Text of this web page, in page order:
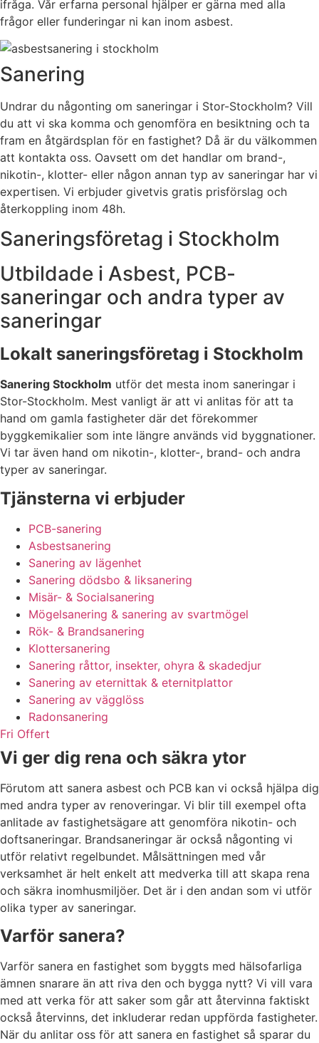
ifråga. Vår erfarna personal hjälper er gärna med alla
frågor eller funderingar ni kan inom asbest.
Sanering
Undrar du någonting om saneringar i Stor-Stockholm? Vill
du att vi ska komma och genomföra en besiktning och ta
fram en åtgärdsplan för en fastighet? Då är du välkommen
att kontakta oss. Oavsett om det handlar om brand-,
nikotin-, klotter- eller någon annan typ av saneringar har vi
expertisen. Vi erbjuder givetvis gratis prisförslag och
återkoppling inom 48h.
Saneringsföretag i Stockholm
Utbildade i Asbest, PCB-
saneringar och andra typer av
saneringar
Lokalt saneringsföretag i Stockholm
Sanering Stockholm utför det mesta inom saneringar i
Stor-Stockholm. Mest vanligt är att vi anlitas för att ta
hand om gamla fastigheter där det förekommer
byggkemikalier som inte längre används vid byggnationer.
Vi tar även hand om nikotin-, klotter-, brand- och andra
typer av saneringar.
Tjänsterna vi erbjuder
PCB-sanering
Asbestsanering
Sanering av lägenhet
Sanering dödsbo & liksanering
Misär- & Socialsanering
Mögelsanering & sanering av svartmögel
Rök- & Brandsanering
Klottersanering
Sanering råttor, insekter, ohyra & skadedjur
Sanering av eternittak & eternitplattor
Sanering av vägglöss
Radonsanering
Fri Offert
Vi ger dig rena och säkra ytor
Förutom att sanera asbest och PCB kan vi också hjälpa dig
med andra typer av renoveringar. Vi blir till exempel ofta
anlitade av fastighetsägare att genomföra nikotin- och
doftsaneringar. Brandsaneringar är också någonting vi
utför relativt regelbundet. Målsättningen med vår
verksamhet är helt enkelt att medverka till att skapa rena
och säkra inomhusmiljöer. Det är i den andan som vi utför
olika typer av saneringar.
Varför sanera?
Varför sanera en fastighet som byggts med hälsofarliga
ämnen snarare än att riva den och bygga nytt? Vi vill vara
med att verka för att saker som går att återvinna faktiskt
också återvinns, det inkluderar redan uppförda fastigheter.
När du anlitar oss för att sanera en fastighet så sparar du